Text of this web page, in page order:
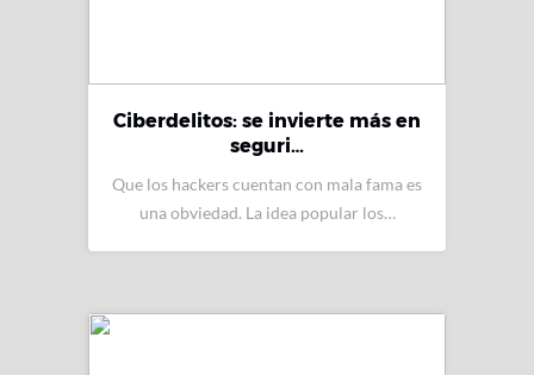
Ciberdelitos: se invierte más en
seguri…
Que los hackers cuentan con mala fama es
una obviedad. La idea popular los…